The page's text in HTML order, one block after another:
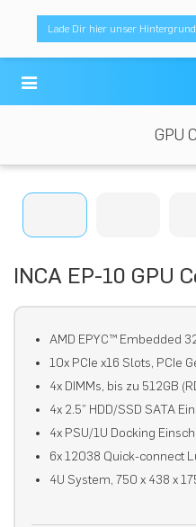
Lade Dir hier unser
GPU
INCA EP-10 GPU
AMD EPYC™ Embedded
10x PCIe x16 Slots, PCIe
4x DIMMs, bis zu 512GB
4x 2.5” HDD/SSD SATA
4x PSU/1U Docking
6x 12038 Quick-connect
4U System, 750 x 438 x